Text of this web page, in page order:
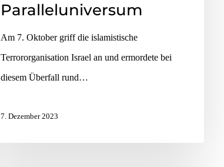
Paralleluniversum
Am 7. Oktober griff die islamistische
Terrororganisation Israel an und ermordete bei
diesem Überfall rund…
7. Dezember 2023